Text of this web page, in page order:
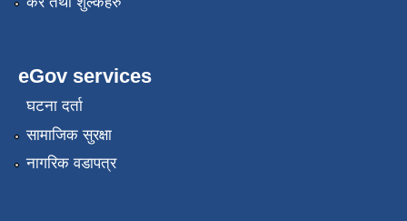
eGov services
घटना दर्ता
सामाजिक सुरक्षा
नागरिक वडापत्र